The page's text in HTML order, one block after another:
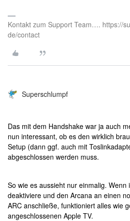
Kontakt zum Support Team…. https://
de/contact
Superschlumpf
Das mit dem Handshake war ja auch
nun interessant, ob es den wirklich
Setup (dann ggf. auch mit
abgeschlossen werden muss.
So wie es aussieht nur einmalig. Wenn
deaktiviere und den Arcana an einen
ARC anschließe, funktioniert alles wie
angeschlossenen Apple TV.